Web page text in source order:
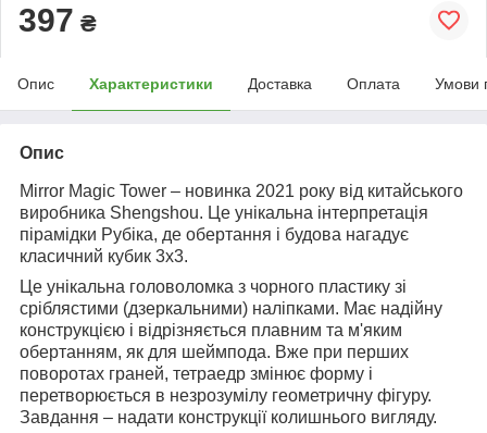
397 ₴
Опис Характеристики Доставка Оплата Умови
Опис
Mirror Magic Tower – новинка 2021 року від китайського
виробника Shengshou. Це унікальна інтерпретація
пірамідки Рубіка, де обертання і будова нагадує
класичний кубик 3х3.
Це унікальна головоломка з чорного пластику зі
сріблястими (дзеркальними) наліпками. Має надійну
конструкцією і відрізняється плавним та м'яким
обертанням, як для шеймпода. Вже при перших
поворотах граней, тетраедр змінює форму і
перетворюється в незрозумілу геометричну фігуру.
Завдання – надати конструкції колишнього вигляду.